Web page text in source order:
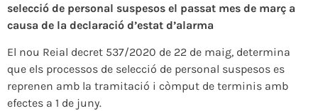
selecció de personal suspesos el passat mes de març a
causa de la declaració d’estat d’alarma
El nou Reial decret 537/2020 de 22 de maig, determina
que els processos de selecció de personal suspesos es
reprenen amb la tramitació i còmput de terminis amb
efectes a 1 de juny.